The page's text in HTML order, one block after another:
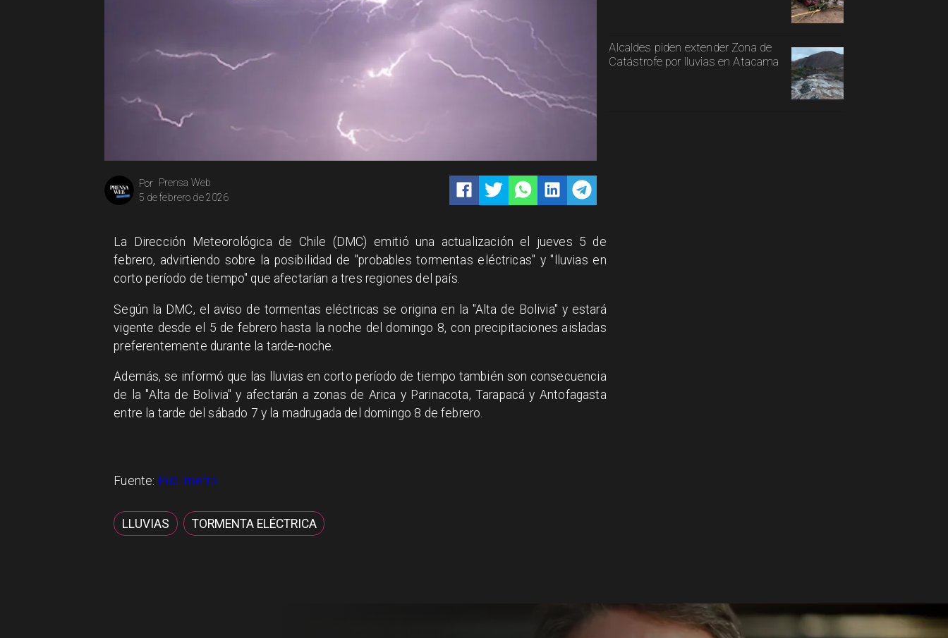
Prensa Web
Por
5 de febrero de 2026
Alcaldes piden extender Zona de
Catástrofe por lluvias en Atacama
La Dirección Meteorológica de Chile (DMC) emitió una actualización el jueves 5 de
febrero, advirtiendo sobre la posibilidad de "probables tormentas eléctricas" y "lluvias en
corto período de tiempo" que afectarían a tres regiones del país.
Según la DMC, el aviso de tormentas eléctricas se origina en la "Alta de Bolivia" y estará
vigente desde el 5 de febrero hasta la noche del domingo 8, con precipitaciones aisladas
preferentemente durante la tarde-noche.
Además, se informó que las lluvias en corto período de tiempo también son consecuencia
de la "Alta de Bolivia" y afectarán a zonas de Arica y Parinacota, Tarapacá y Antofagasta
entre la tarde del sábado 7 y la madrugada del domingo 8 de febrero.
Fuente: Publimetro
LLUVIAS TORMENTA ELÉCTRICA